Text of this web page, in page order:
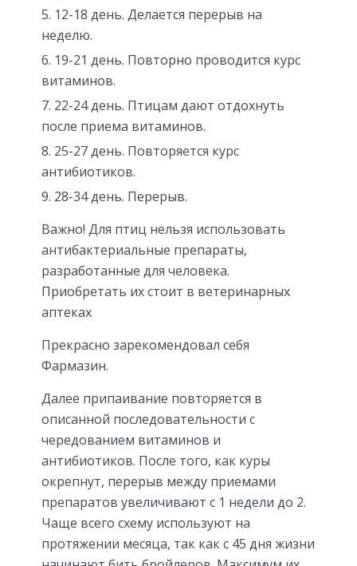
12-18 день. Делается перерыв на
неделю.
19-21 день. Повторно проводится курс
витаминов.
22-24 день. Птицам дают отдохнуть
после приема витаминов.
25-27 день. Повторяется курс
антибиотиков.
28-34 день. Перерыв.
Важно! Для птиц нельзя использовать
антибактериальные препараты,
разработанные для человека.
Приобретать их стоит в ветеринарных
аптеках
Прекрасно зарекомендовал себя
Фармазин.
Далее припаивание повторяется в
описанной последовательности с
чередованием витаминов и
антибиотиков. После того, как куры
окрепнут, перерыв между приемами
препаратов увеличивают с 1 недели до 2.
Чаще всего схему используют на
протяжении месяца, так как с 45 дня жизни